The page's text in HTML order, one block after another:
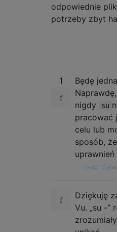
odpowiednie
potrzeby zbyt
1
Będę
nigdy
su
pracować
celu lub
sposób,
Jason
Dziękuję
Vu. „su -”